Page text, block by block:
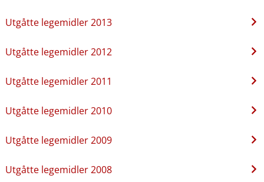
Utgåtte legemidler 2013
Utgåtte legemidler 2012
Utgåtte legemidler 2011
Utgåtte legemidler 2010
Utgåtte legemidler 2009
Utgåtte legemidler 2008